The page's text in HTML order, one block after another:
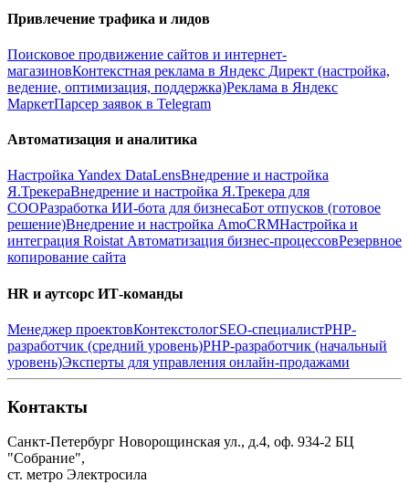
Привлечение трафика и лидов
Поисковое продвижение сайтов и интернет-
магазиновКонтекстная реклама в Яндекс Директ (настройка,
ведение, оптимизация, поддержка)Реклама в Яндекс
МаркетПарсер заявок в Telegram
Автоматизация и аналитика
Настройка Yandex DataLensВнедрение и настройка
Я.ТрекераВнедрение и настройка Я.Трекера для
СООРазработка ИИ-бота для бизнесаБот отпусков (готовое
решение)Внедрение и настройка AmoCRMНастройка и
интеграция Roistat Автоматизация бизнес-процессовРезервное
копирование сайта
HR и аутсорс ИТ-команды
Менеджер проектовКонтекстологSEO-специалистPHP-
разработчик (средний уровень)PHP-разработчик (начальный
уровень)Эксперты для управления онлайн-продажами
Контакты
Санкт-Петербург Новорощинская ул., д.4, оф. 934-2 БЦ
"Собрание",
ст. метро Электросила